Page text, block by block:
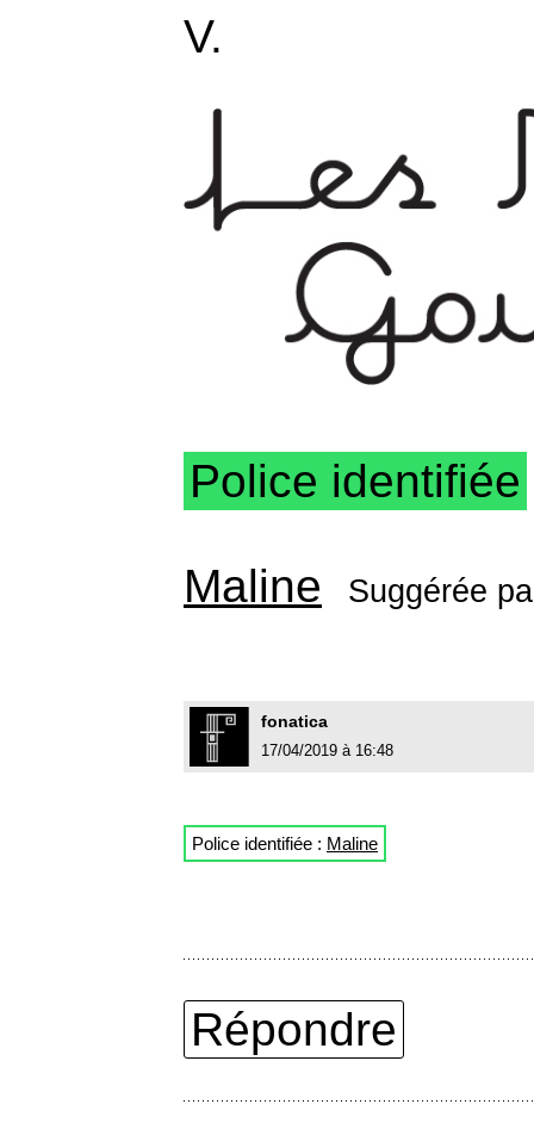
V.
Police identifiée
Maline Suggérée
fonatica
17/04/2019 à 16:48
Police identifiée : Maline
Répondre